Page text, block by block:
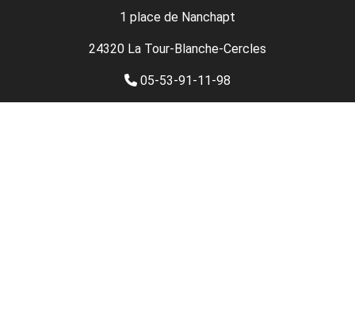
1 place de Nanchapt
24320 La Tour-Blanche-Cercles
05-53-91-11-98